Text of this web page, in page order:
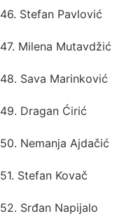
46. Stefan Pavlović
47. Milena Mutavdžić
48. Sava Marinković
49. Dragan Ćirić
50. Nemanja Ajdačić
51. Stefan Kovač
52. Srđan Napijalo